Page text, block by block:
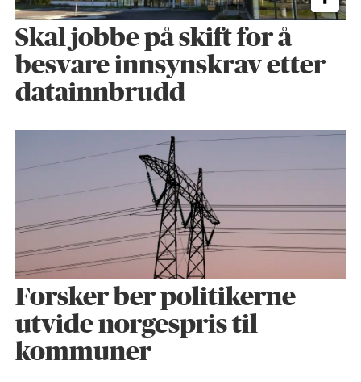
Skal jobbe på skift for å
besvare innsynskrav etter
datainnbrudd
Forsker ber politikerne
utvide norgespris til
kommuner